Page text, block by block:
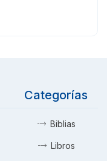
Categorías
Biblias
Libros